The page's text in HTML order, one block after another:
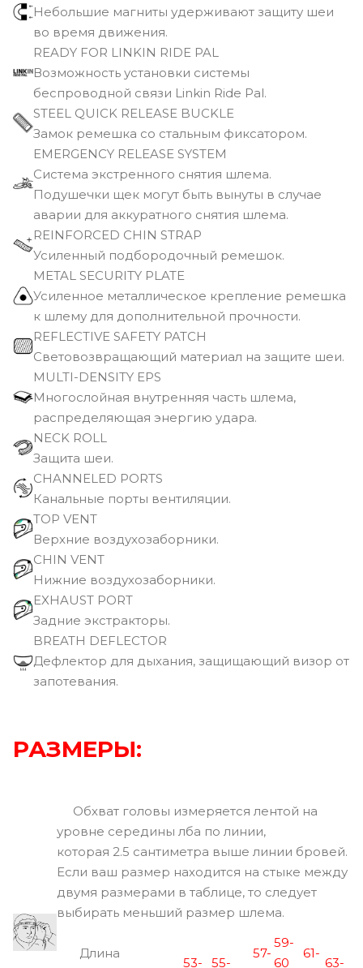
Небольшие магниты удерживают защиту шеи
во время движения.
READY FOR LINKIN RIDE PAL
Возможность установки системы
беспроводной связи Linkin Ride Pal.
STEEL QUICK RELEASE BUCKLE
Замок ремешка со стальным фиксатором.
EMERGENCY RELEASE SYSTEM
Cистема экстренного снятия шлема.
Подушечки щек могут быть вынуты в случае
аварии для аккуратного снятия шлема.
REINFORCED CHIN STRAP
Усиленный подбородочный ремешок.
METAL SECURITY PLATE
Усиленное металлическое крепление ремешка
к шлему для дополнительной прочности.
REFLECTIVE SAFETY PATCH
Световозвращающий материал на защите шеи.
MULTI-DENSITY EPS
Многослойная внутренняя часть шлема,
распределяющая энергию удара.
NECK ROLL
Защита шеи.
CHANNELED PORTS
Канальные порты вентиляции.
TOP VENT
Верхние воздухозаборники.
CHIN VENT
Нижние воздухозаборники.
EXHAUST PORT
Задние экстракторы.
BREATH DEFLECTOR
Дефлектор для дыхания, защищающий визор от
запотевания.
РАЗМЕРЫ:
Обхват головы измеряется лентой на
уровне середины лба по линии,
которая 2.5 сантиметра выше линии бровей.
Если ваш размер находится на стыке между
двумя размерами в таблице, то следует
выбирать меньший размер шлема.
Длина
53- 55-
57-
59-
60
61-
63-